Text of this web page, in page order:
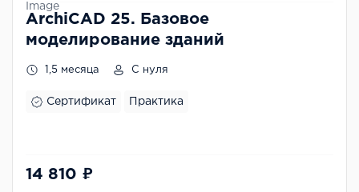
ArchiCAD 25. Базовое
моделирование зданий
1,5 месяца С нуля
Сертификат Практика
14 810 ₽